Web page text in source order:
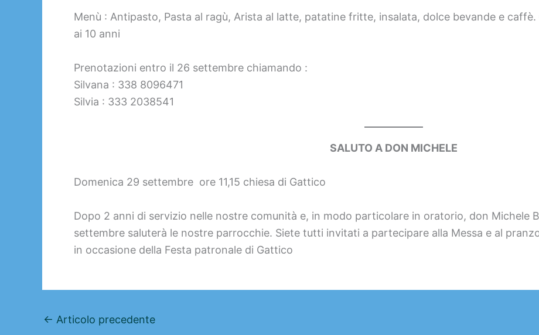
Menù : Antipasto, Pasta al ragù, Arista al latte, patatine fritte, insalata, dolce bevande e
ai 10 anni
Prenotazioni entro il 26 settembre chiamando :
Silvana : 338 8096471
Silvia : 333 2038541
SALUTO A DON MICHELE
Domenica 29 settembre ore 11,15 chiesa di Gattico
Dopo 2 anni di servizio nelle nostre comunità e, in modo particolare in oratorio, don Michele
settembre saluterà le nostre parrocchie. Siete tutti invitati a partecipare alla Messa e al
in occasione della Festa patronale di Gattico
← Articolo precedente